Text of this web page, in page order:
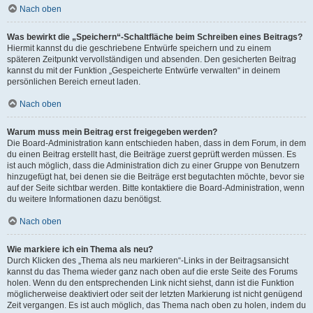
Nach oben
Was bewirkt die „Speichern“-Schaltfläche beim Schreiben eines Beitrags?
Hiermit kannst du die geschriebene Entwürfe speichern und zu einem
späteren Zeitpunkt vervollständigen und absenden. Den gesicherten Beitrag
kannst du mit der Funktion „Gespeicherte Entwürfe verwalten“ in deinem
persönlichen Bereich erneut laden.
Nach oben
Warum muss mein Beitrag erst freigegeben werden?
Die Board-Administration kann entschieden haben, dass in dem Forum, in dem
du einen Beitrag erstellt hast, die Beiträge zuerst geprüft werden müssen. Es
ist auch möglich, dass die Administration dich zu einer Gruppe von Benutzern
hinzugefügt hat, bei denen sie die Beiträge erst begutachten möchte, bevor sie
auf der Seite sichtbar werden. Bitte kontaktiere die Board-Administration, wenn
du weitere Informationen dazu benötigst.
Nach oben
Wie markiere ich ein Thema als neu?
Durch Klicken des „Thema als neu markieren“-Links in der Beitragsansicht
kannst du das Thema wieder ganz nach oben auf die erste Seite des Forums
holen. Wenn du den entsprechenden Link nicht siehst, dann ist die Funktion
möglicherweise deaktiviert oder seit der letzten Markierung ist nicht genügend
Zeit vergangen. Es ist auch möglich, das Thema nach oben zu holen, indem du